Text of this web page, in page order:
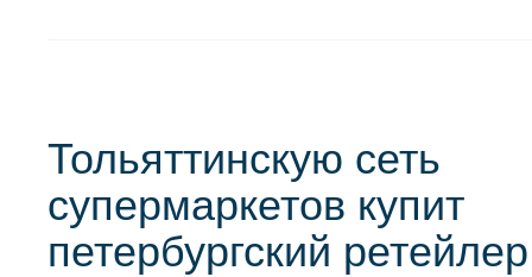
Тольяттинскую сеть
супермаркетов купит
петербургский ретейлер